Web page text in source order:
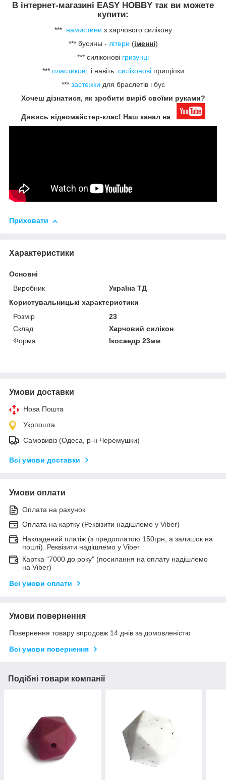
В інтернет-магазині EASY HOBBY так ви можете
купити:
*** намистини з харчового силікону
*** бусины - літери (іменні)
*** силіконові гризунці
*** пластикові, і навіть силіконовіприщіпки
*** застежки для браслетів і бус
Хочеш дізнатися, як зробити виріб своїми руками?
Дивись відеомайстер-клас! Наш канал на
Приховати
Характеристики
Основні
Виробник
Україна ТД
Користувальницькі характеристики
Розмір
23
Склад
Харчовий силікон
Форма
Ікосаедр 23мм
Умови доставки
Нова Пошта
Укрпошта
Самовивіз (Одеса, р-н Черемушки)
Всі умови доставки
Умови оплати
Оплата на рахунок
Оплата на картку (Реквізити надішлемо у Viber)
Накладений платіж (з предоплатою 150грн, а залишок на
пошті). Реквізити надішлемо у Viber
Картка "7000 до року" (посилання на оплату надішлемо
на Viber)
Всі умови оплати
Умови повернення
Повернення товару впродовж 14 днів за домовленістю
Всі умови повернення
Подібні товари компанії